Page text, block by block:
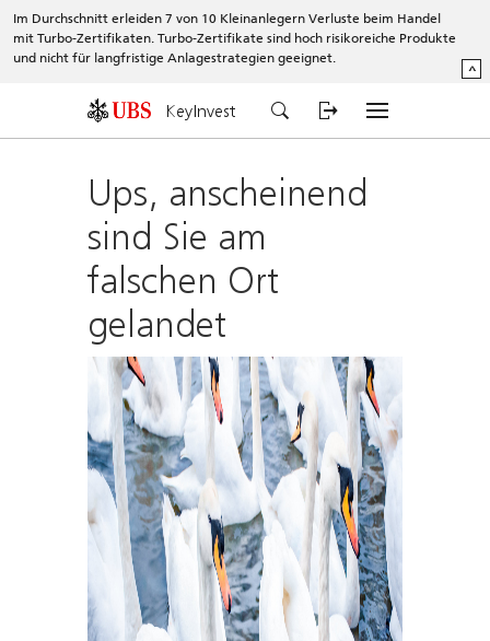
Im Durchschnitt erleiden 7 von 10 Kleinanlegern Verluste beim Handel
mit Turbo-Zertifikaten. Turbo-Zertifikate sind hoch risikoreiche Produkte
und nicht für langfristige Anlagestrategien geeignet.
^
KeyInvest
Ups, anscheinend
sind Sie am
falschen Ort
gelandet